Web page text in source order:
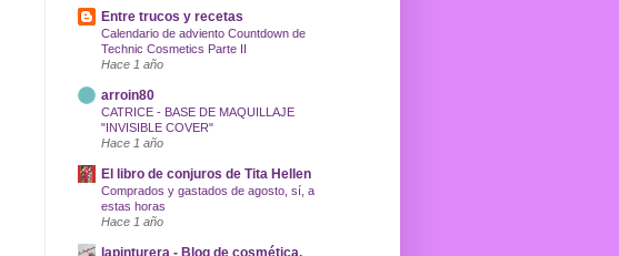
Entre trucos y recetas
Calendario de adviento Countdown de
Technic Cosmetics Parte II
Hace 1 año
arroin80
CATRICE - BASE DE MAQUILLAJE
"INVISIBLE COVER"
Hace 1 año
El libro de conjuros de Tita Hellen
Comprados y gastados de agosto, sí, a
estas horas
Hace 1 año